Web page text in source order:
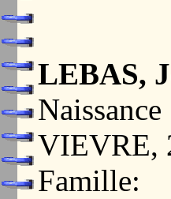
LEBAS,
VIEVRE,
Famille: